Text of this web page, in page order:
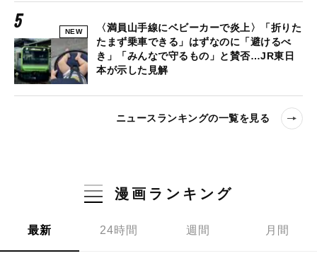
NEW
〈満員山手線にベビーカーで炎上〉「折りた
たまず乗車できる」はずなのに「避けるべ
き」「みんなで守るもの」と賛否…JR東日
本が示した見解
ニュースランキングの一覧を見る
漫画ランキング
最新 24時間 週間 月間